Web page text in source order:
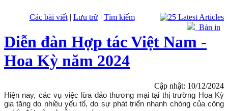
Các bài viết| Lưu trữ| Tìm kiếm
Bản in
Diễn đàn Hợp tác Việt Nam -
Hoa Kỳ năm 2024
Cập nhật: 10/12/2024
Hiện nay, các vụ việc lừa đảo thương mại tại thị trường Hoa Kỳ
gia tăng do nhiều yếu tố, do sự phát triển nhanh chóng của công